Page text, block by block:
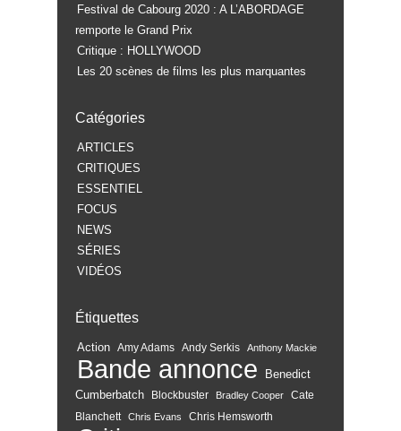
Festival de Cabourg 2020 : A L’ABORDAGE
remporte le Grand Prix
Critique : HOLLYWOOD
Les 20 scènes de films les plus marquantes
Catégories
ARTICLES
CRITIQUES
ESSENTIEL
FOCUS
NEWS
SÉRIES
VIDÉOS
Étiquettes
Action Amy Adams Andy Serkis Anthony Mackie
Bande annonce
Benedict
Cumberbatch
Blockbuster Bradley Cooper
Cate
Blanchett
Chris Evans Chris Hemsworth